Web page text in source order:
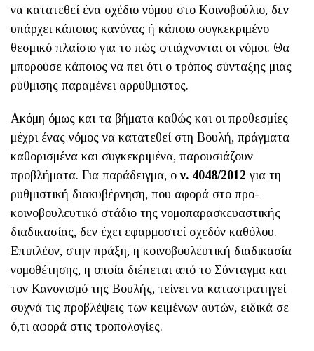
να κατατεθεί ένα σχέδιο νόμου στο Κοινοβούλιο, δεν
υπάρχει κάποιος κανόνας ή κάποιο συγκεκριμένο
θεσμικό πλαίσιο για το πώς φτιάχνονται οι νόμοι. Θα
μπορούσε κάποιος να πει ότι ο τρόπος σύνταξης μιας
ρύθμισης παραμένει αρρύθμιστος.
Ακόμη όμως και τα βήματα καθώς και οι προθεσμίες
μέχρι ένας νόμος να κατατεθεί στη Βουλή, πράγματα
καθορισμένα και συγκεκριμένα, παρουσιάζουν
προβλήματα. Για παράδειγμα, ον. 4048/2012 για τη
ρυθμιστική διακυβέρνηση, που αφορά στο προ-
κοινοβουλευτικό στάδιο της νομοπαρασκευαστικής
διαδικασίας, δεν έχει εφαρμοστεί σχεδόν καθόλου.
Επιπλέον, στην πράξη, η κοινοβουλευτική διαδικασία
νομοθέτησης, η οποία διέπεται από το Σύνταγμα και
τον Κανονισμό της Βουλής, τείνει να καταστρατηγεί
συχνά τις προβλέψεις των κειμένων αυτών, ειδικά σε
ό,τι αφορά στις τροπολογίες.